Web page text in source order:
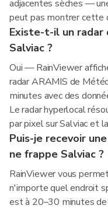
adjacentes sèches —
peut pas montrer cette
Existe-t-il un radar
Salviac ?
Oui — RainViewer
radar ARAMIS de
minutes avec des
Le radar hyperlocal
par pixel sur Salviac et
Puis-je recevoir
ne frappe Salviac ?
RainViewer vous
n'importe quel endroit
est à 20–30 minutes